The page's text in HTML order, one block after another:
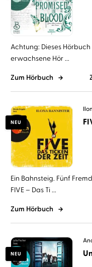
Achtung: Dieses
erwachsene Hör ...
Zum Hörbuch
NEU
Ein Bahnsteig. Fünf
FIVE – Das Ti ...
Zum Hörbuch
NEU